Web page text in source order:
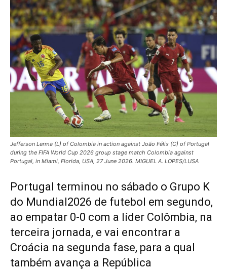
Jefferson Lerma (L) of Colombia in action against João Félix (C) of Portugal
during the FIFA World Cup 2026 group stage match Colombia against
Portugal, in Miami, Florida, USA, 27 June 2026. MIGUEL A. LOPES/LUSA
Portugal terminou no sábado o Grupo K
do Mundial2026 de futebol em segundo,
ao empatar 0-0 com a líder Colômbia, na
terceira jornada, e vai encontrar a
Croácia na segunda fase, para a qual
também avança a República